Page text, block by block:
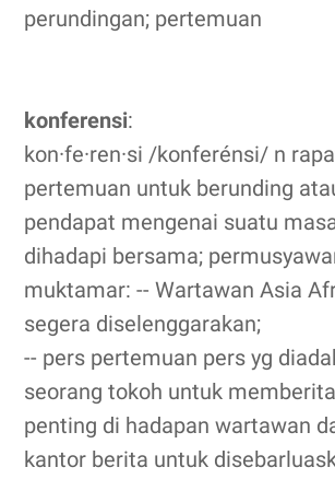
perundingan; pertemuan
konferensi:
kon·fe·ren·si /konferénsi/ n
pertemuan untuk berunding
pendapat mengenai suatu
dihadapi bersama;
muktamar: -- Wartawan Asia
segera diselenggarakan;
-- pers pertemuan pers yg
seorang tokoh untuk
penting di hadapan wartawan
kantor berita untuk